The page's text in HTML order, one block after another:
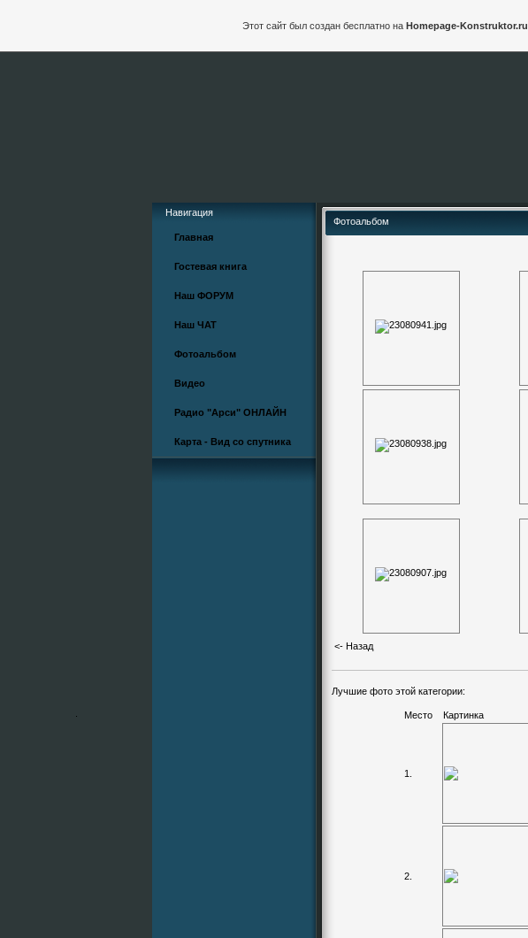
Навигация
Главная
Гостевая книга
Наш ФОРУМ
Наш ЧАТ
Фотоальбом
Видео
Радио "Арси" ОНЛАЙН
Карта - Вид со спутника
Фотоальбом
<- Назад
Лучшие фото этой категории:
Место Картинка
1.
2.
Этот сайт был создан бесплатно на Homepage-Konstruktor.ru